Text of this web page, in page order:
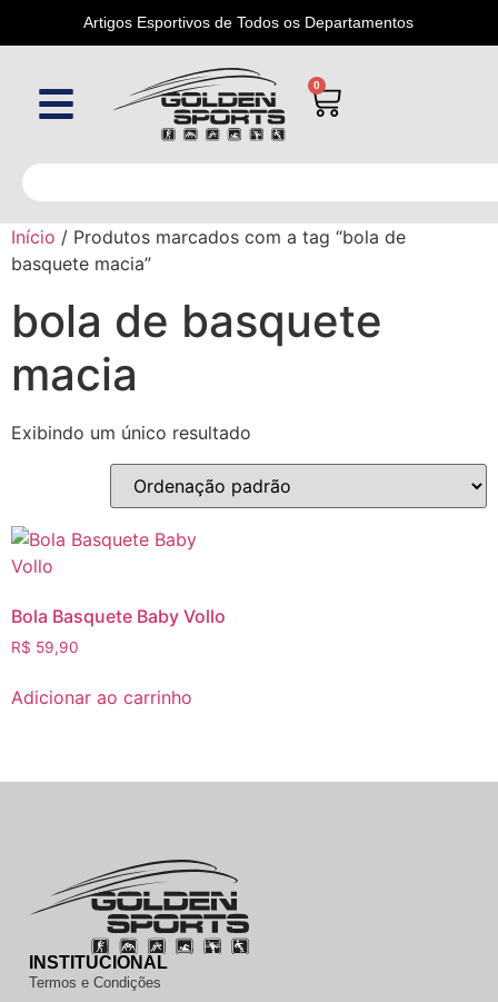
Artigos Esportivos de Todos os Departamentos
0
Início / Produtos marcados com a tag “bola de
basquete macia”
bola de basquete
macia
Exibindo um único resultado
Bola Basquete Baby Vollo
R$ 59,90
Adicionar ao carrinho
INSTITUCIONAL
Termos e Condições